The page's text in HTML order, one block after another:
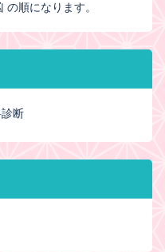
順になります。
断